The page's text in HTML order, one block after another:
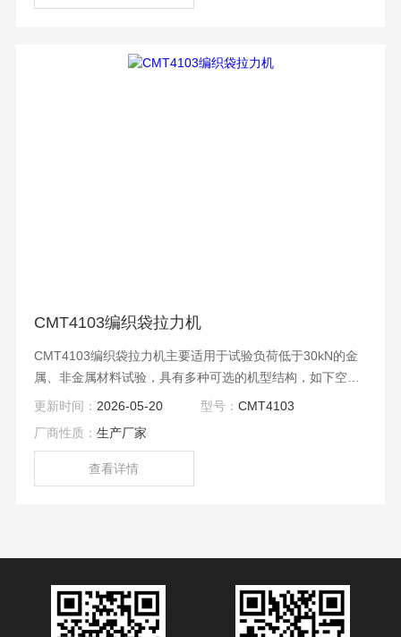
CMT4103编织袋拉力机
CMT4103编织袋拉力机主要适用于试验负荷低于30kN的金
属、非金属材料试验，具有多种可选的机型结构，如下空间
机型、上拉下压双空间机型、上压下拉双空间机型等，可增
更新时间： 2026-05-20 型号： CMT4103
厂商性质： 生产厂家
查看详情